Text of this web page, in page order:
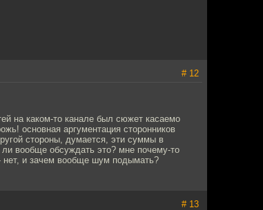
# 12
на каком-то канале был сюжет касаемо
основная аргументация сторонников
стороны, думается, эти суммы в
вообще обсуждать это? мне почему-то
нет, и зачем вообще шум подымать?
# 13